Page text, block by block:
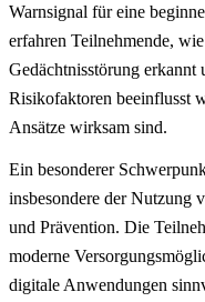
Warnsignal für eine
erfahren Teilnehmende,
Gedächtnisstörung
Risikofaktoren beeinflusst
Ansätze wirksam sind.
Ein besonderer
insbesondere der Nutzung
und Prävention. Die
moderne
digitale Anwendungen